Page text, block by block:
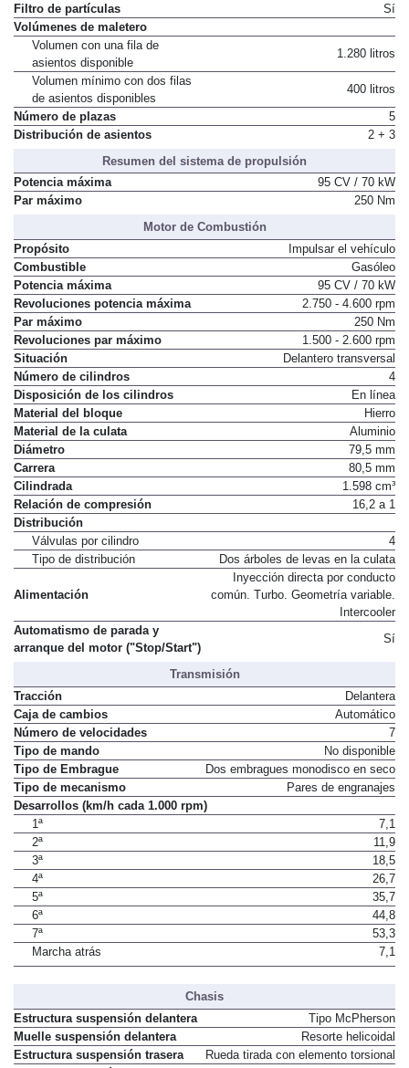
Filtro de partículas
Sí
Volúmenes de maletero
Volumen con una fila de
asientos disponible
1.280 litros
Volumen mínimo con dos filas
de asientos disponibles
400 litros
Número de plazas
5
Distribución de asientos
2 + 3
Resumen del sistema de propulsión
Potencia máxima
95 CV / 70 kW
Par máximo
250 Nm
Motor de Combustión
Propósito
Impulsar el vehículo
Combustible
Gasóleo
Potencia máxima
95 CV / 70 kW
Revoluciones potencia máxima
2.750 - 4.600 rpm
Par máximo
250 Nm
Revoluciones par máximo
1.500 - 2.600 rpm
Situación
Delantero transversal
Número de cilindros
4
Disposición de los cilindros
En línea
Material del bloque
Hierro
Material de la culata
Aluminio
Diámetro
79,5 mm
Carrera
80,5 mm
Cilindrada
1.598 cm³
Relación de compresión
16,2 a 1
Distribución
Válvulas por cilindro
4
Tipo de distribución
Dos árboles de levas en la culata
Alimentación
Inyección directa por conducto
común. Turbo. Geometría variable.
Intercooler
Automatismo de parada y
arranque del motor ("Stop/Start")
Sí
Transmisión
Tracción
Delantera
Caja de cambios
Automático
Número de velocidades
7
Tipo de mando
No disponible
Tipo de Embrague
Dos embragues monodisco en seco
Tipo de mecanismo
Pares de engranajes
Desarrollos (km/h cada 1.000 rpm)
1ª
7,1
2ª
11,9
3ª
18,5
4ª
26,7
5ª
35,7
6ª
44,8
7ª
53,3
Marcha atrás
7,1
Chasis
Estructura suspensión delantera
Tipo McPherson
Muelle suspensión delantera
Resorte helicoidal
Estructura suspensión trasera
Rueda tirada con elemento torsional